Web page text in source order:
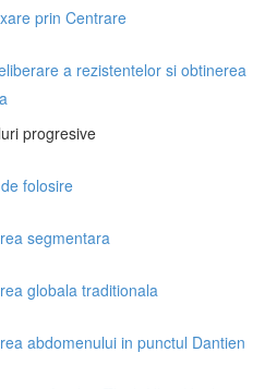
prin Centrare
a rezistentelor si obtinerea
progresive
folosire
segmentara
globala traditionala
abdomenului in punctul Dantien